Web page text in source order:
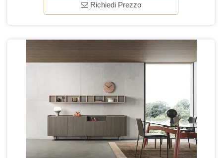
Richiedi Prezzo